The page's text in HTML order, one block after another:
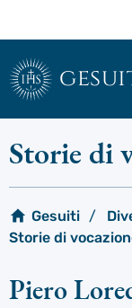
contenuto
principale
Storie di
Gesuiti
Storie di
Piero